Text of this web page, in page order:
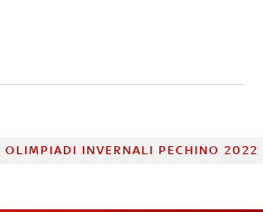
OLIMPIADI INVERNALI PECHINO 2022